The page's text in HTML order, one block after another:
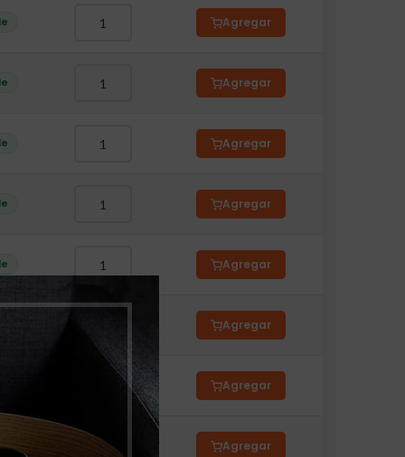
Agregar
Agregar
Agregar
Agregar
Agregar
Agregar
Agregar
Agregar